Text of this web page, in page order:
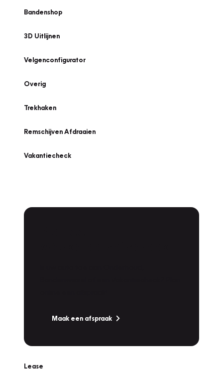
Bandenshop
3D Uitlijnen
Velgenconfigurator
Overig
Trekhaken
Remschijven Afdraaien
Vakantiecheck
Maak een afspraak
Lease